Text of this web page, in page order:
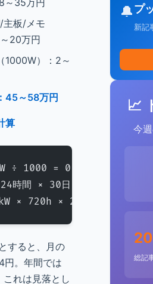
～35万円
主板/メモ
20万円
1000W）：2～
45～58万円
算
÷ 1000 = 0.6kW
24時間 × 30日 = 720時間
× 720h × 27円/kWh =
すると、月の
円。年間では
れは見落とし
🔔プ
新記
📈
今
総記